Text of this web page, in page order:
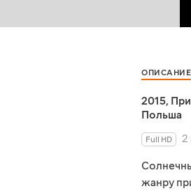
ОПИСАНИЕ
2015,
Польша
Full HD
2
жанру